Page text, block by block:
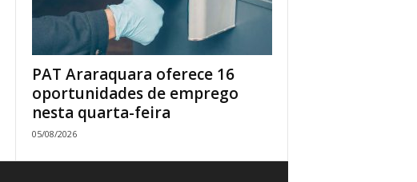
PAT Araraquara oferece 16
oportunidades de emprego
nesta quarta-feira
05/08/2026